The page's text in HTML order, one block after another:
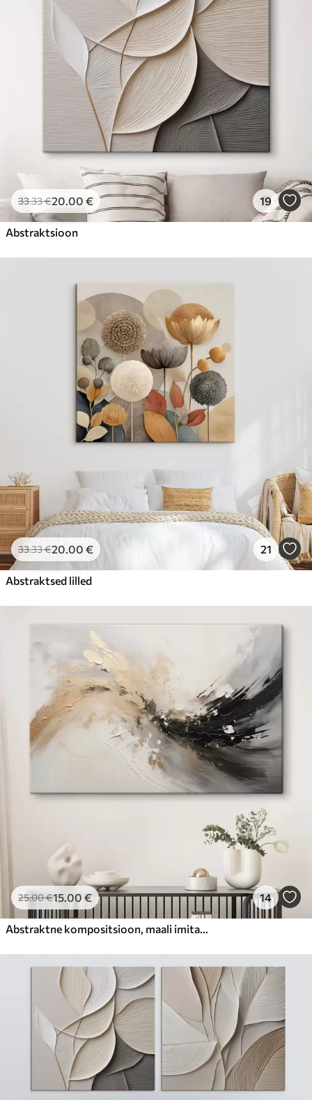
Hind Alates .00
33.33€20.00 € 19
Abstraktsioon
33.33€20.00 € 21
Abstraktsed lilled
25.00€15.00 € 14
Abstraktne kompositsioon, maali imitatsioon